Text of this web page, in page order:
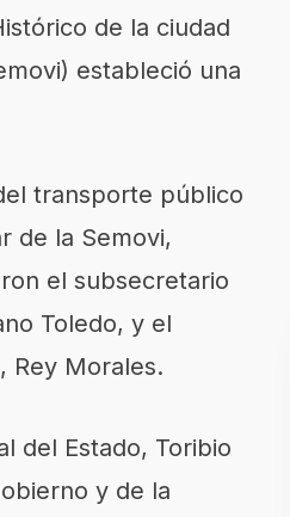
de la ciudad
estableció una
transporte público
de la Semovi,
el subsecretario
Toledo, y el
Rey Morales.
del Estado, Toribio
y de la